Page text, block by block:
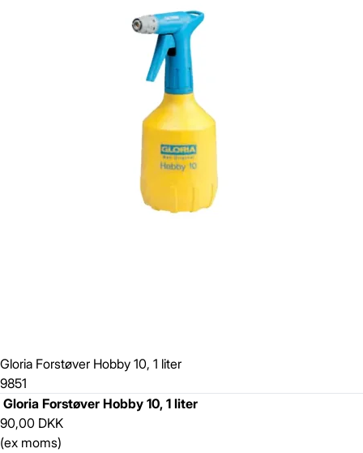
Gloria Forstøver Hobby 10, 1 liter
9851
Gloria Forstøver Hobby 10, 1 liter
90,00 DKK
(ex moms)